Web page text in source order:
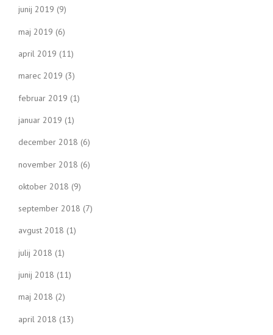
junij 2019 (9)
maj 2019 (6)
april 2019 (11)
marec 2019 (3)
februar 2019 (1)
januar 2019 (1)
december 2018 (6)
november 2018 (6)
oktober 2018 (9)
september 2018 (7)
avgust 2018 (1)
julij 2018 (1)
junij 2018 (11)
maj 2018 (2)
april 2018 (13)